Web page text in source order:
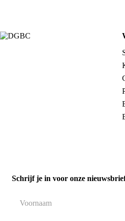
Schrijf je in voor onze